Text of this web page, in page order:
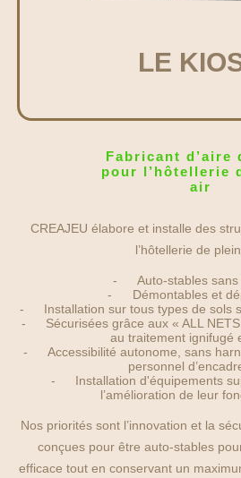
LE
Fabricant d’aire
pour l’hôtellerie
air
CREAJEU élabore et installe des
l’hôtellerie de
Auto-stables
Démontables et
Installation sur tous types de sols
Sécurisées grâce aux « ALL
au traitement ignifugé
Accessibilité autonome, sans
personnel
Installation d'équipements
l’amélioration de leur
Nos priorités sont l’innovation et la
conçues pour être auto-stables
efficace tout en conservant un